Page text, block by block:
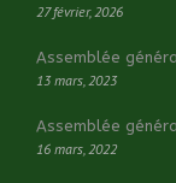
27 février, 2026
Assemblée
13 mars, 2023
Assemblée
16 mars, 2022